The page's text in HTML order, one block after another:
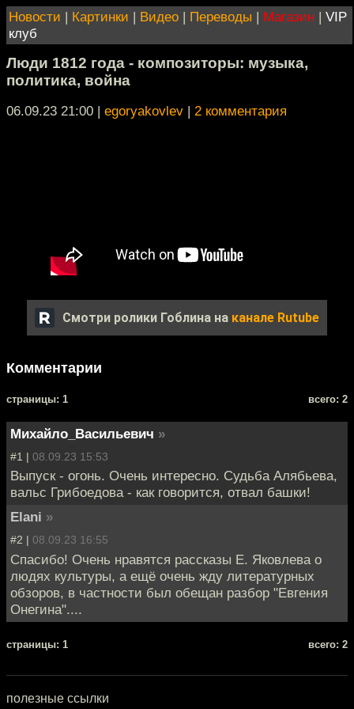
Новости | Картинки | Видео | Переводы | Магазин | VIP
клуб
Люди 1812 года - композиторы: музыка,
политика, война
06.09.23 21:00 | egoryakovlev | 2 комментария
Смотри ролики Гоблина на канале Rutube
Комментарии
cтраницы: 1 всего: 2
Михайло_Васильевич »
#1 | 08.09.23 15:53
Выпуск - огонь. Очень интересно. Судьба Алябьева,
вальс Грибоедова - как говорится, отвал башки!
Elani »
#2 | 08.09.23 16:55
Спасибо! Очень нравятся рассказы Е. Яковлева о
людях культуры, а ещё очень жду литературных
обзоров, в частности был обещан разбор "Евгения
Онегина"....
cтраницы: 1 всего: 2
полезные ссылки